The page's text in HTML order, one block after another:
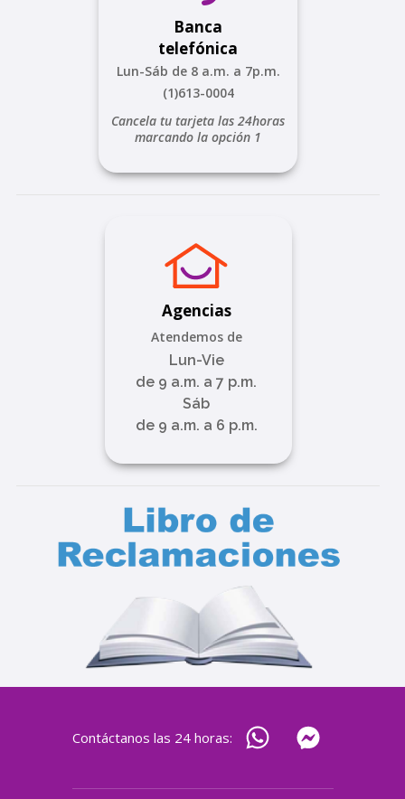
Banca
telefónica
Lun-Sáb de 8 a.m. a 7p.m.
(1)613-0004
Cancela tu tarjeta las 24horas
marcando la opción 1
Agencias
Atendemos de
Lun-Vie
de 9 a.m. a 7 p.m.
Sáb
de 9 a.m. a 6 p.m.
Contáctanos las 24 horas: